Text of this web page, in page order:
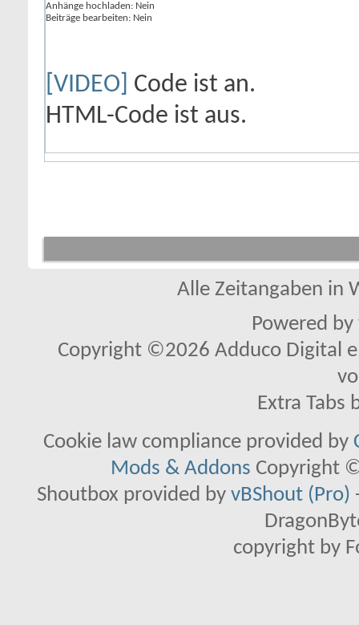
Anhänge hochladen: Nein
Beiträge bearbeiten: Nein
[VIDEO] Code ist an.
HTML-Code ist aus.
Alle Zeitangaben in
Powered by
Copyright ©2026 Adduco Digital
Extra Tabs
Cookie law compliance provided by
Mods & Addons Copyright
Shoutbox provided by vBShout (Pro)
copyright by